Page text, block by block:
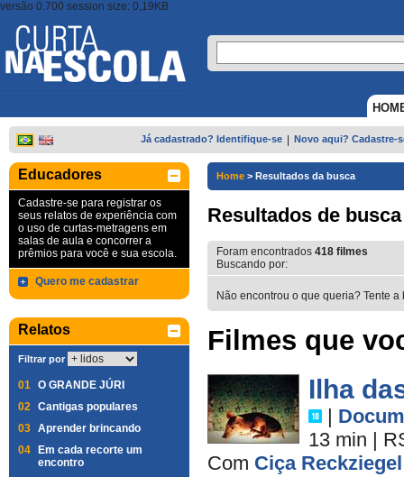
versão 0.700 session size: 0,19KB
Já cadastrado? Identifique-se Novo aqui? Cadastre-
Educadores
Cadastre-se para registrar os
seus relatos de experiência com
o uso de curtas-metragens em
salas de aula e concorrer a
prêmios para você e sua escola.
Quero me cadastrar
Relatos
Filtrar por
01 O GRANDE JÚRI
02 Cantigas populares
03 Aprender brincando
04
Em cada recorte um
encontro
Home > Resultados da busca
Resultados de busca
Foram encontrados 418 filmes
Buscando por:
Não encontrou o que queria? Tente
Filmes que
Ilha
|
13 min |
Com Ciça Reckziegel